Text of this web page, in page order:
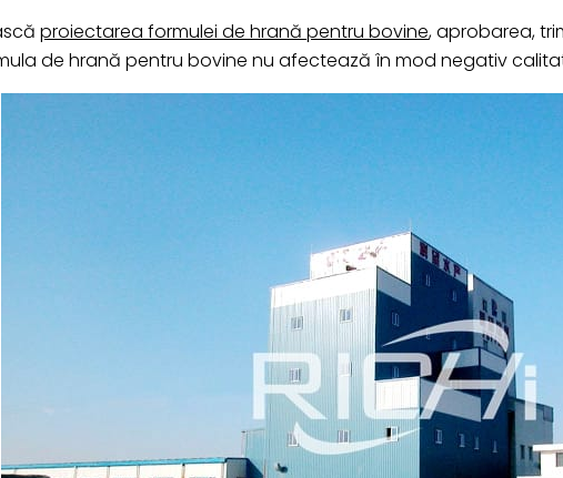
proiectarea formulei de hrană pentru bovine, aprobarea,
de hrană pentru bovine nu afectează în mod negativ